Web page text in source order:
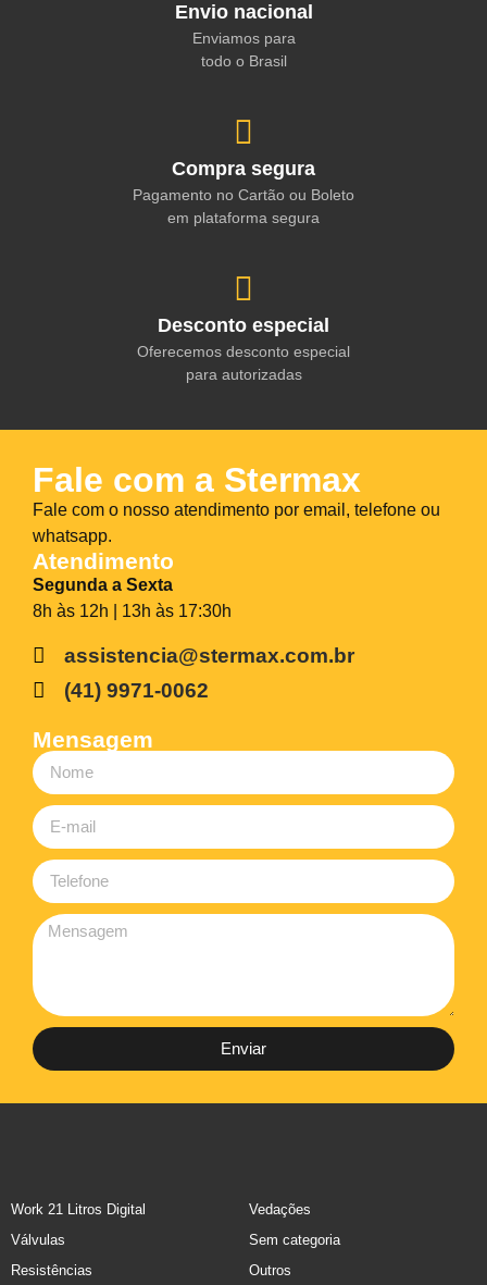
Envio nacional
Enviamos para
todo o Brasil
Compra segura
Pagamento no Cartão ou Boleto
em plataforma segura
Desconto especial
Oferecemos desconto especial
para autorizadas
Fale com a Stermax
Fale com o nosso atendimento por email, telefone ou
whatsapp.
Atendimento
Segunda a Sexta
8h às 12h | 13h às 17:30h
assistencia@stermax.com.br
(41) 9971-0062
Mensagem
Enviar
Work 21 Litros Digital
Vedações
Válvulas
Sem categoria
Resistências
Outros